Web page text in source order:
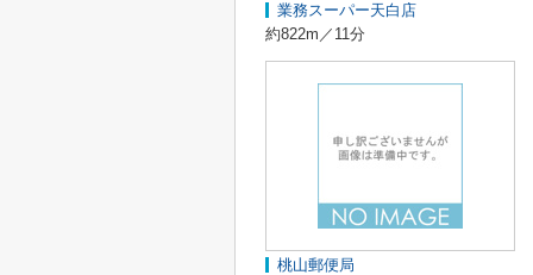
業務スーパー天白店
約822m／11分
桃山郵便局